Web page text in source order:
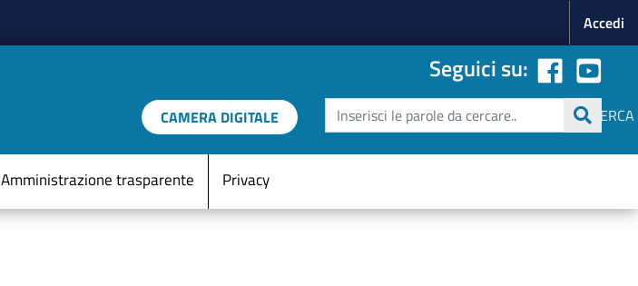
Accedi
Seguici su:
CAMERA DIGITALE Cerca
CERCA
Menu Statico
Amministrazione trasparente Privacy